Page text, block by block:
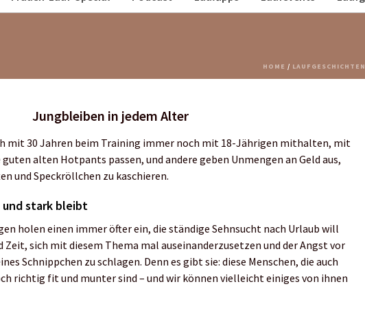
HOME / LAUFGESCHICHTEN
Jungbleiben in jedem Alter
mit 30 Jahren beim Training immer noch mit 18-Jährigen mithalten, mit
alten Hotpants passen, und andere geben Unmengen an Geld aus,
und Speckröllchen zu kaschieren.
und stark bleibt
holen einen immer öfter ein, die ständige Sehnsucht nach Urlaub will
Zeit, sich mit diesem Thema mal auseinanderzusetzen und der Angst vor
Schnippchen zu schlagen. Denn es gibt sie: diese Menschen, die auch
richtig fit und munter sind – und wir können vielleicht einiges von ihnen